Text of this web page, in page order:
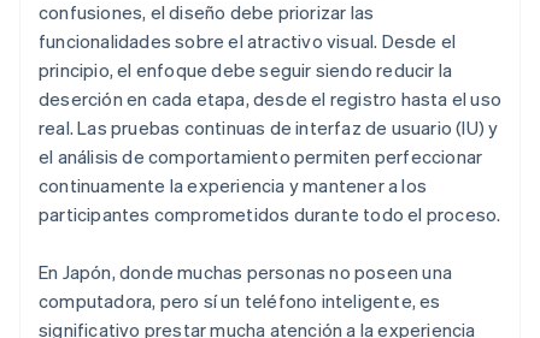
confusiones, el diseño debe priorizar las
funcionalidades sobre el atractivo visual. Desde el
principio, el enfoque debe seguir siendo reducir la
deserción en cada etapa, desde el registro hasta el uso
real. Las pruebas continuas de interfaz de usuario (IU) y
el análisis de comportamiento permiten perfeccionar
continuamente la experiencia y mantener a los
participantes comprometidos durante todo el proceso.
En Japón, donde muchas personas no poseen una
computadora, pero sí un teléfono inteligente, es
significativo prestar mucha atención a la experiencia